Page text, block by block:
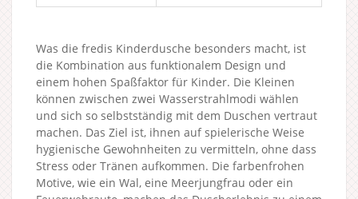
Was die fredis Kinderdusche besonders macht, ist
die Kombination aus funktionalem Design und
einem hohen Spaßfaktor für Kinder. Die Kleinen
können zwischen zwei Wasserstrahlmodi wählen
und sich so selbstständig mit dem Duschen vertraut
machen. Das Ziel ist, ihnen auf spielerische Weise
hygienische Gewohnheiten zu vermitteln, ohne dass
Stress oder Tränen aufkommen. Die farbenfrohen
Motive, wie ein Wal, eine Meerjungfrau oder ein